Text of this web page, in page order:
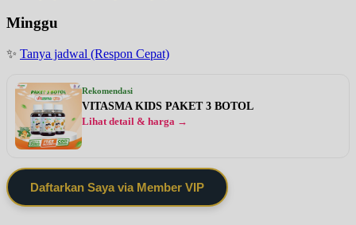
Minggu
✨ Tanya jadwal (Respon Cepat)
Rekomendasi
VITASMA KIDS PAKET 3 BOTOL
Lihat detail & harga →
Daftarkan Saya via Member VIP